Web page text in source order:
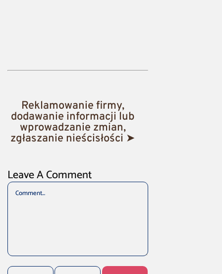
Reklamowanie firmy,
dodawanie informacji lub
wprowadzanie zmian,
zgłaszanie nieścisłości ➤
Leave A Comment
Comment